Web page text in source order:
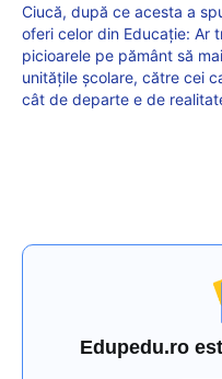
Ciucă, după ce acesta a
oferi celor din Educație: Ar
picioarele pe pământ să
unitățile școlare, către cei
cât de departe e de
Edupedu.ro